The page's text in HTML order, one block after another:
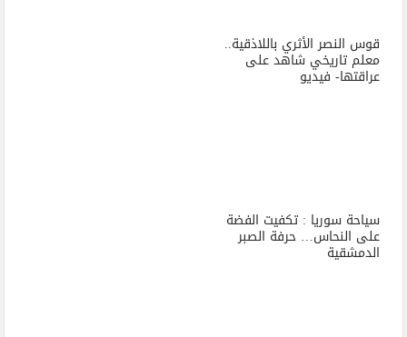
قوس النصر الأثري باللاذقية..
معلم تاريخي شاهد على
عراقتها- فيديو
سياحة سوريا : تكفيت الفضة
على النحاس… حرفة الصبر
الدمشقية